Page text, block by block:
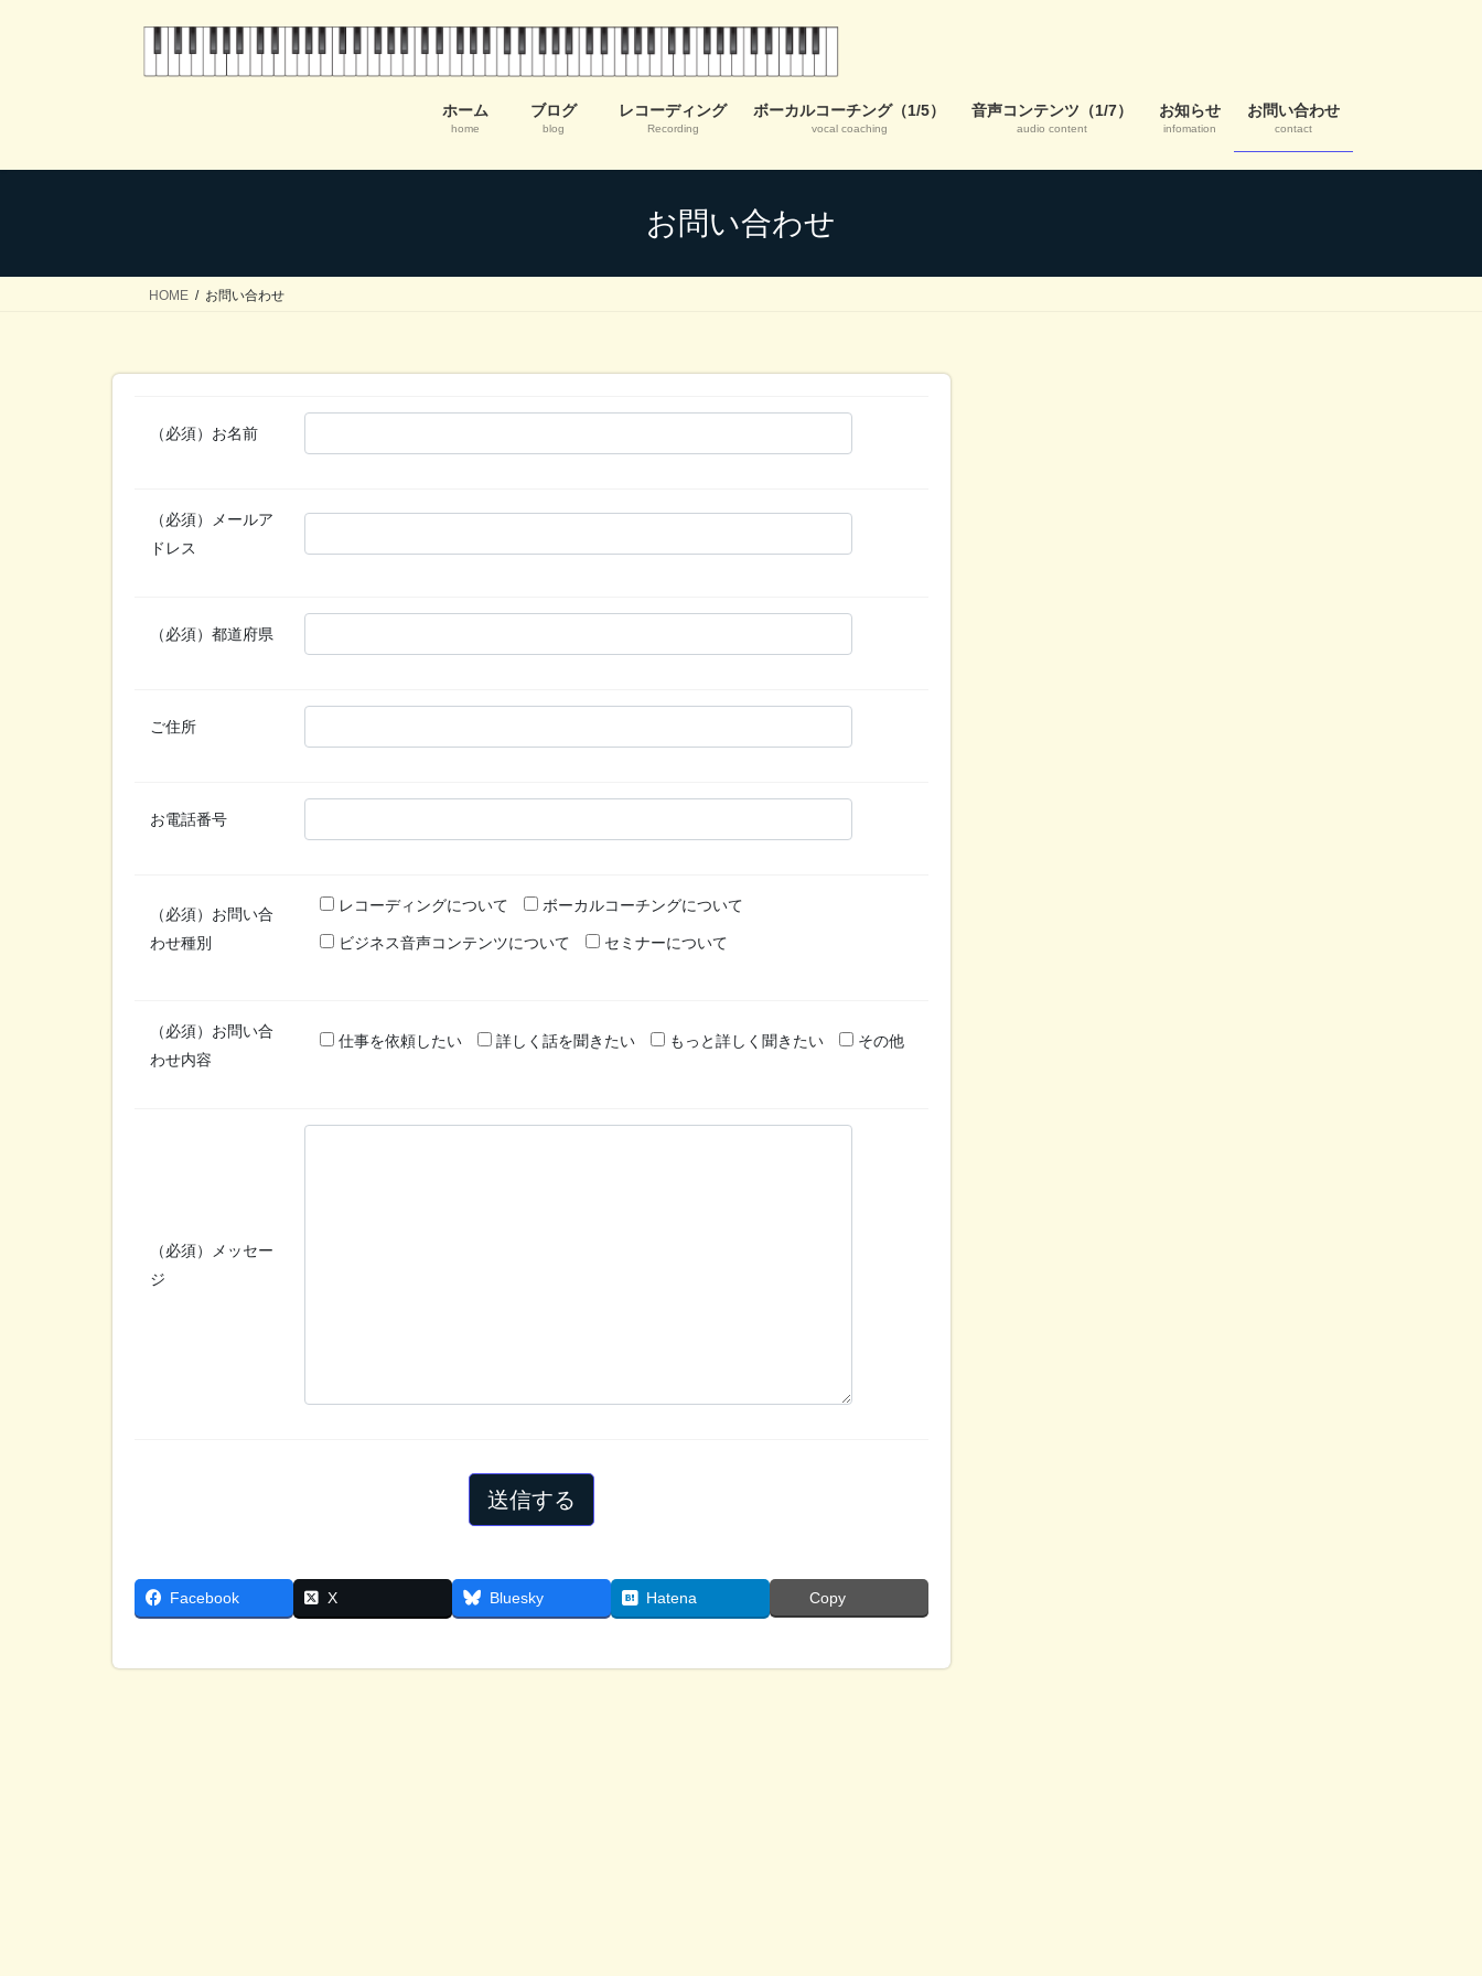
ス
ン
ホーム
home
ブログ
blog
レコーディング
Recording
ボーカルコーチング（1/5）
vocal coaching
音声コンテンツ（1/7）
audio content
お知らせ
infomation
お問い合わせ
contact
お問い合わせ
HOME お問い合わせ
（必須） お名前
（必須）
メールア
ドレス
（必須） 都道府県
ご住所
お電話番号
（必須） お問い合
わせ種別
レコーディングについて ボーカルコーチングについて
ビジネス音声コンテンツについて セミナーについて
（必須） お問い合
わせ内容
仕事を依頼したい 詳しく話を聞きたい もっと詳しく聞きたい その他
（必須）
メッセー
ジ
Facebook X Bluesky Hatena Copy